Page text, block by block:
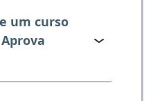
um curso